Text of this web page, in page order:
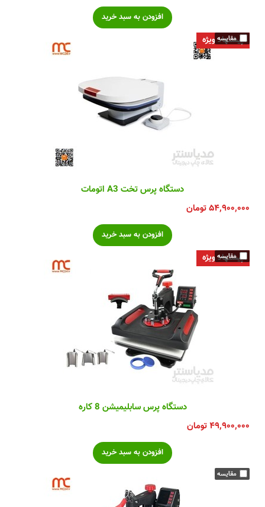
پیشنهاد ویژه
دستگاه پرس تخت A3 اتومات
۵۴,۹۰۰,۰۰۰تومان
پیشنهاد ویژه
دستگاه پرس سابلیمیشن 8 کاره
۴۹,۹۰۰,۰۰۰تومان